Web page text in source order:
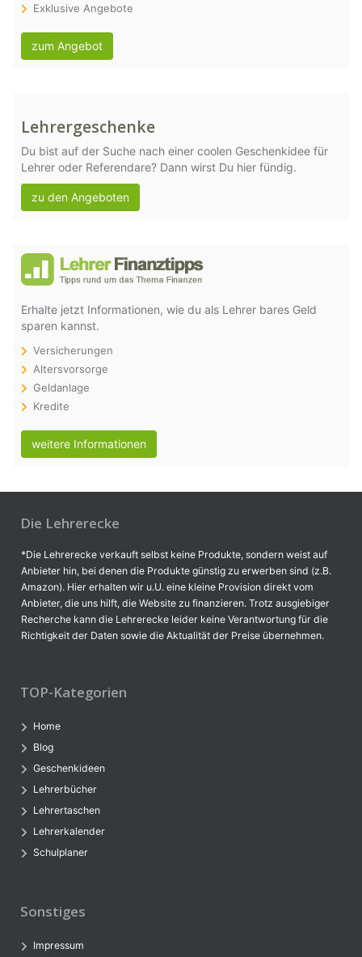
Exklusive Angebote
zum Angebot
Lehrergeschenke
Du bist auf der Suche nach einer coolen Geschenkidee für
Lehrer oder Referendare? Dann wirst Du hier fündig.
zu den Angeboten
Erhalte jetzt Informationen, wie du als Lehrer bares Geld
sparen kannst.
Versicherungen
Altersvorsorge
Geldanlage
Kredite
weitere Informationen
Die Lehrerecke
*Die Lehrerecke verkauft selbst keine Produkte, sondern weist auf
Anbieter hin, bei denen die Produkte günstig zu erwerben sind (z.B.
Amazon). Hier erhalten wir u.U. eine kleine Provision direkt vom
Anbieter, die uns hilft, die Website zu finanzieren. Trotz ausgiebiger
Recherche kann die Lehrerecke leider keine Verantwortung für die
Richtigkeit der Daten sowie die Aktualität der Preise übernehmen.
TOP-Kategorien
Home
Blog
Geschenkideen
Lehrerbücher
Lehrertaschen
Lehrerkalender
Schulplaner
Sonstiges
Impressum